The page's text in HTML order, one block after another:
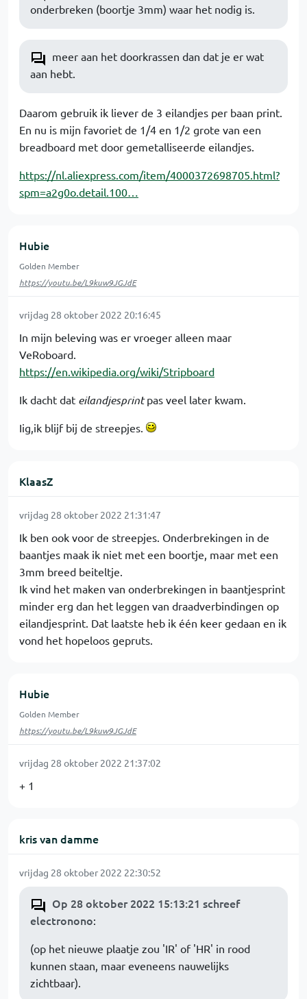
onderbreken (boortje 3mm) waar het nodig is.
meer aan het doorkrassen dan dat je er wat
aan hebt.
Daarom gebruik ik liever de 3 eilandjes per baan print.
En nu is mijn favoriet de 1/4 en 1/2 grote van een
breadboard met door gemetalliseerde eilandjes.
https://nl.aliexpress.com/item/4000372698705.html?
spm=a2g0o.detail.100…
Hubie
Golden Member
https://youtu.be/L9kuw9JGJdE
vrijdag 28 oktober 2022 20:16:45
In mijn beleving was er vroeger alleen maar
VeRoboard.
https://en.wikipedia.org/wiki/Stripboard
Ik dacht dat eilandjesprintpas veel later kwam.
Iig,ik blijf bij de streepjes.
KlaasZ
vrijdag 28 oktober 2022 21:31:47
Ik ben ook voor de streepjes. Onderbrekingen in de
baantjes maak ik niet met een boortje, maar met een
3mm breed beiteltje.
Ik vind het maken van onderbrekingen in baantjesprint
minder erg dan het leggen van draadverbindingen op
eilandjesprint. Dat laatste heb ik één keer gedaan en ik
vond het hopeloos gepruts.
Hubie
Golden Member
https://youtu.be/L9kuw9JGJdE
vrijdag 28 oktober 2022 21:37:02
+ 1
kris van damme
vrijdag 28 oktober 2022 22:30:52
Op 28 oktober 2022 15:13:21 schreef
electronono:
(op het nieuwe plaatje zou 'IR' of 'HR' in rood
kunnen staan, maar eveneens nauwelijks
zichtbaar).